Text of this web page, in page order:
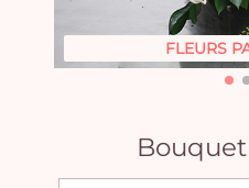
FLEURS